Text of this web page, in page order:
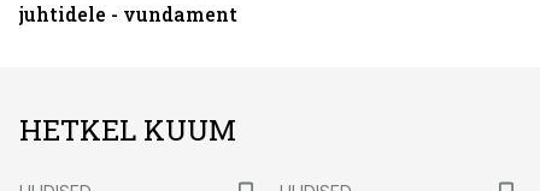
juhtidele - vundament
HETKEL KUUM